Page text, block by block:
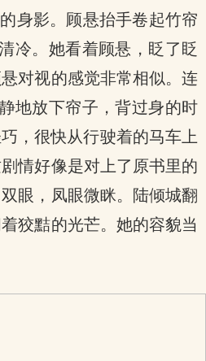
身影。顾悬抬手卷起竹帘
冷。她看着顾悬，眨了眨
对视的感觉非常相似。连
地放下帘子，背过身的时
，很快从行驶着的马车上
情好像是对上了原书里的
眼，凤眼微眯。陆倾城翻
狡黠的光芒。她的容貌当